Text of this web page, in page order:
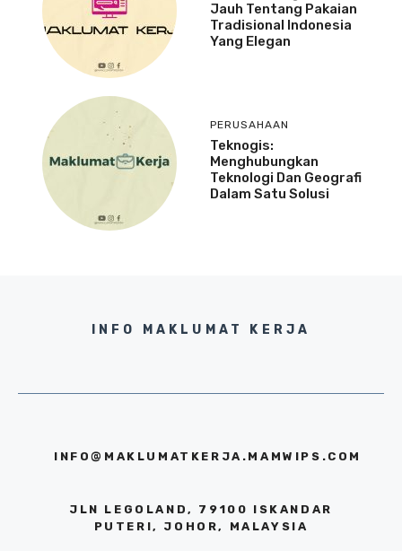
Jauh Tentang Pakaian
Tradisional Indonesia
Yang Elegan
PERUSAHAAN
Teknogis:
Menghubungkan
Teknologi Dan Geografi
Dalam Satu Solusi
INFO MAKLUMAT KERJA
INFO@MAKLUMATKERJA.MAMWIPS.COM
JLN LEGOLAND, 79100 ISKANDAR
PUTERI, JOHOR, MALAYSIA